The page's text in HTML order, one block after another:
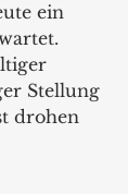
ein
Stellung
drohen